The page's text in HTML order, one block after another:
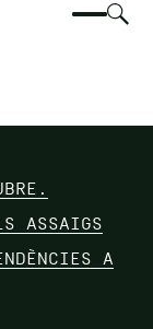
menú
ASSAIGS
A